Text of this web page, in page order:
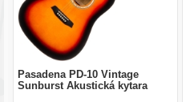
Pasadena PD-10 Vintage
Sunburst Akustická kytara